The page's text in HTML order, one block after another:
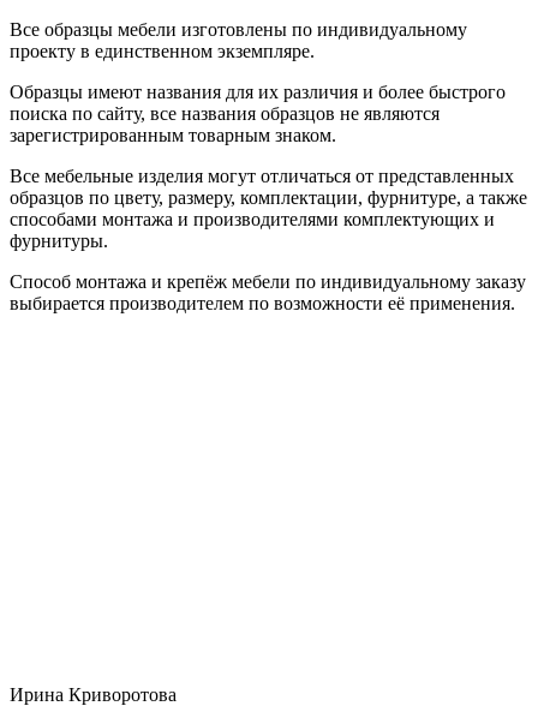
Все образцы мебели изготовлены по индивидуальному
проекту в единственном экземпляре.
Образцы имеют названия для их различия и более быстрого
поиска по сайту, все названия образцов не являются
зарегистрированным товарным знаком.
Все мебельные изделия могут отличаться от представленных
образцов по цвету, размеру, комплектации, фурнитуре, а также
способами монтажа и производителями комплектующих и
фурнитуры.
Способ монтажа и крепёж мебели по индивидуальному заказу
выбирается производителем по возможности её применения.
Ирина Криворотова